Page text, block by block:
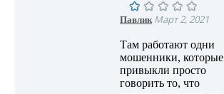
Павлик Март 2, 2021
Там работают одни
мошенники, которые
привыкли просто
говорить то, что